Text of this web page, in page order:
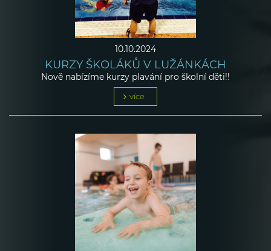
10.10.2024
KURZY ŠKOLÁKŮ V LUŽÁNKÁCH
Nově nabízíme kurzy plavání pro školní děti!!
více